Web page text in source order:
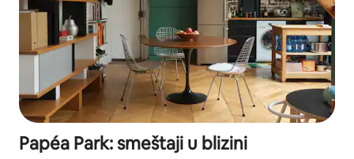
Papéa Park: smeštaji u blizini